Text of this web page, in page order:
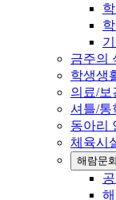
금주의
학생생
의료/보
셔틀/통
동아리
체육시
해람문